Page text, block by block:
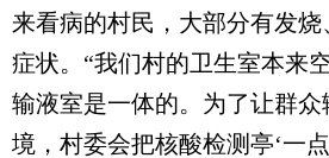
来看病的村民，大部分有发
症状。“我们村的卫生室本来
输液室是一体的。为了让群
境，村委会把核酸检测亭‘一